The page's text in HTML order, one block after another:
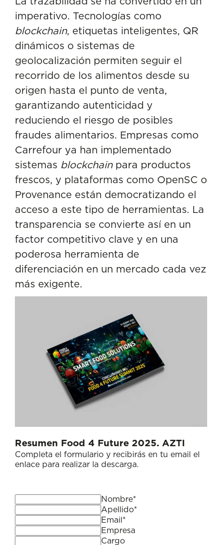
imperativo. Tecnologías como
blockchain, etiquetas inteligentes, QR
dinámicos o sistemas de
geolocalización permiten seguir el
recorrido de los alimentos desde su
origen hasta el punto de venta,
garantizando autenticidad y
reduciendo el riesgo de posibles
fraudes alimentarios. Empresas como
Carrefour ya han implementado
sistemas blockchainpara productos
frescos, y plataformas como OpenSC o
Provenance están democratizando el
acceso a este tipo de herramientas. La
transparencia se convierte así en un
factor competitivo clave y en una
poderosa herramienta de
diferenciación en un mercado cada vez
más exigente.
Resumen Food 4 Future 2025. AZTI
Completa el formulario y recibirás en tu email el
enlace para realizar la descarga.
Nombre*
Apellido*
Email*
Empresa
Cargo